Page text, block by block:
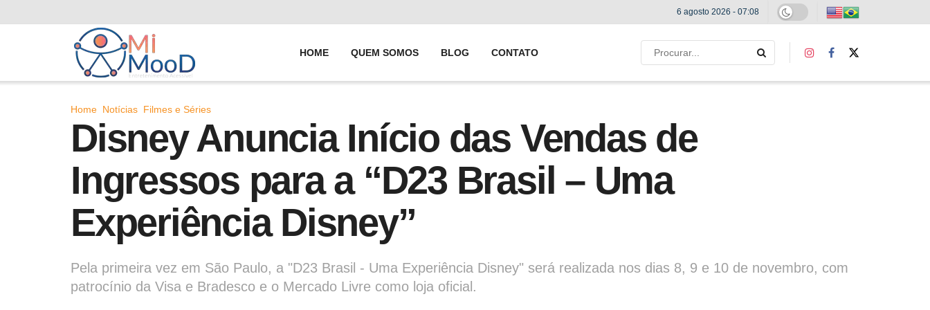
6 agosto 2026 - 07:08
HOME QUEM SOMOS BLOG CONTATO
Home Notícias Filmes e Séries
Disney Anuncia Início das Vendas de
Ingressos para a “D23 Brasil – Uma
Experiência Disney”
Pela primeira vez em São Paulo, a "D23 Brasil - Uma Experiência Disney" será realizada nos dias 8, 9 e 10 de novembro, com
patrocínio da Visa e Bradesco e o Mercado Livre como loja oficial.